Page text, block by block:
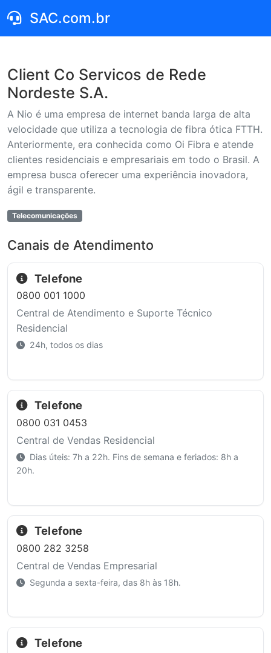
SAC.com.br
Client Co Servicos de Rede
Nordeste S.A.
A Nio é uma empresa de internet banda larga de alta
velocidade que utiliza a tecnologia de fibra ótica FTTH.
Anteriormente, era conhecida como Oi Fibra e atende
clientes residenciais e empresariais em todo o Brasil. A
empresa busca oferecer uma experiência inovadora,
ágil e transparente.
Telecomunicações
Canais de Atendimento
Telefone
0800 001 1000
Central de Atendimento e Suporte Técnico
Residencial
24h, todos os dias
Telefone
0800 031 0453
Central de Vendas Residencial
Dias úteis: 7h a 22h. Fins de semana e feriados: 8h a
20h.
Telefone
0800 282 3258
Central de Vendas Empresarial
Segunda a sexta-feira, das 8h às 18h.
Telefone